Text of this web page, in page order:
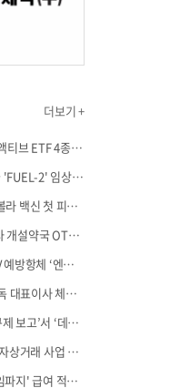
더보기 +
여의도가 담은 바이오…액티브 ETF 4종의 선택은
메지온 "폰탄치료제 미국 'FUEL-2' 임상 프로토콜 영국 승인"
모더나, '분디부교'형 에볼라 백신 첫 피험자 접종
한약사회 "복지부, 한약사 개설약국 OTC 공급 방해 더는 방관 말아야"
[최기자의 약업위키] RSV 예방항체 ‘엔플론시아’
진원생명과학,김경진 단독 대표이사 체제 돌입
셀타스퀘어, 약물감시 ‘규제 보고’서 ‘데이터 의사결정’으로 "PVX 전환 요구 커진다"
지놈앤컴퍼니,화장품-전자상거래 사업 진출
약평위, 혈우병 신약 '하임파지' 급여 적정성 인정…조건부 통과